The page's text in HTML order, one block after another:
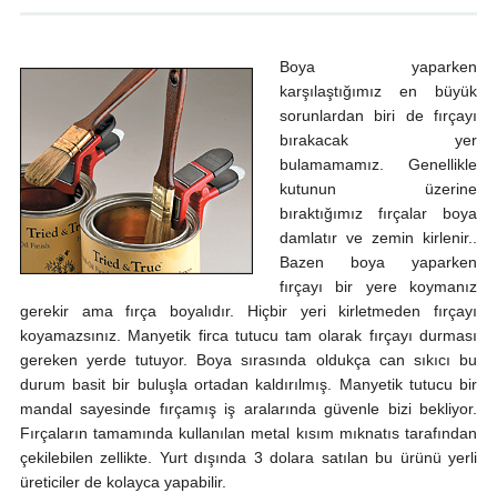
Boya yaparken
karşılaştığımız en büyük
sorunlardan biri de fırçayı
bırakacak yer
bulamamamız. Genellikle
kutunun üzerine
bıraktığımız fırçalar boya
damlatır ve zemin kirlenir..
Bazen boya yaparken
fırçayı bir yere koymanız
gerekir ama fırça boyalıdır. Hiçbir yeri kirletmeden fırçayı
koyamazsınız. Manyetik firca tutucu tam olarak fırçayı durması
gereken yerde tutuyor. Boya sırasında oldukça can sıkıcı bu
durum basit bir buluşla ortadan kaldırılmış. Manyetik tutucu bir
mandal sayesinde fırçamış iş aralarında güvenle bizi bekliyor.
Fırçaların tamamında kullanılan metal kısım mıknatıs tarafından
çekilebilen zellikte. Yurt dışında 3 dolara satılan bu ürünü yerli
üreticiler de kolayca yapabilir.